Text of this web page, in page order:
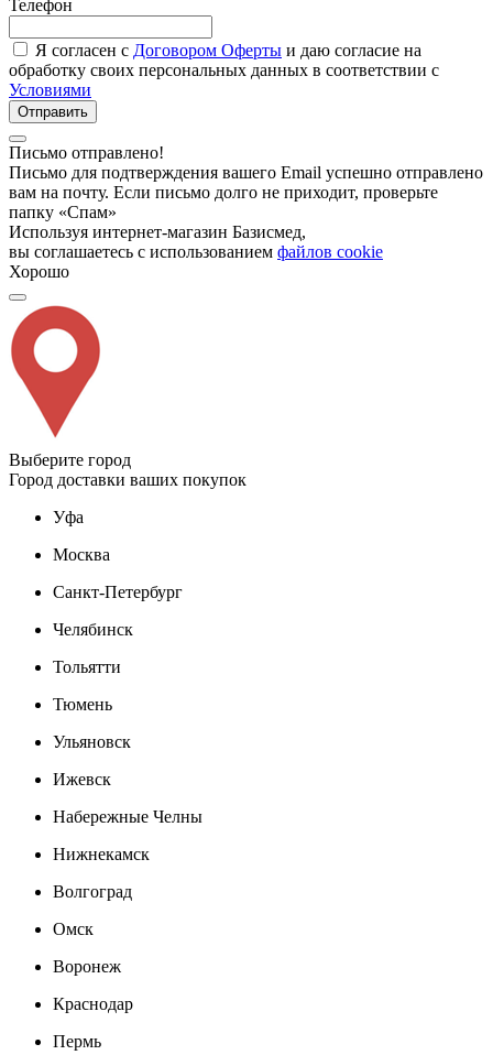
Телефон
Я согласен с Договором Оферты и даю согласие на
обработку своих персональных данных в соответствии с
Условиями
Отправить
Письмо отправлено!
Письмо для подтверждения вашего Email успешно отправлено
вам на почту. Если письмо долго не приходит, проверьте
папку «Спам»
Используя интернет-магазин Базисмед,
вы соглашаетесь с использованием файлов cookie
Хорошо
Выберите город
Город доставки ваших покупок
Уфа
Москва
Санкт-Петербург
Челябинск
Тольятти
Тюмень
Ульяновск
Ижевск
Набережные Челны
Нижнекамск
Волгоград
Омск
Воронеж
Краснодар
Пермь